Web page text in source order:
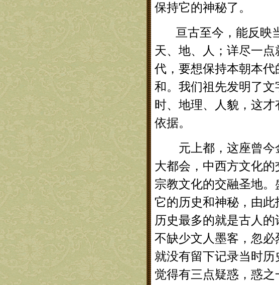
保持它的神秘了。
亘古至今，能反映当
天、地、人；详尽一
代，要想保持本朝本
和。我们祖先发明了
时、地理、人貌，这才
依据。
元上都，这座曾今
大都会，中西方文化的
宗教文化的交融圣地
它的历史和神秘，由
历史最多的就是古人
不缺少文人墨客，忽
就没有留下记录当时
觉得有三点疑惑，惑